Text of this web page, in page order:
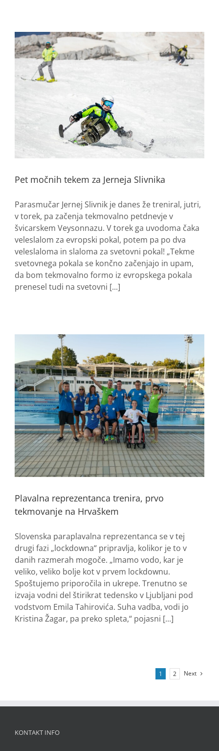
Pet močnih tekem za Jerneja Slivnika
Parasmučar Jernej Slivnik je danes že treniral, jutri,
v torek, pa začenja tekmovalno petdnevje v
švicarskem Veysonnazu. V torek ga uvodoma čaka
veleslalom za evropski pokal, potem pa po dva
veleslaloma in slaloma za svetovni pokal! „Tekme
svetovnega pokala se končno začenjajo in upam,
da bom tekmovalno formo iz evropskega pokala
prenesel tudi na svetovni [...]
Plavalna reprezentanca trenira, prvo
tekmovanje na Hrvaškem
Slovenska paraplavalna reprezentanca se v tej
drugi fazi „lockdowna“ pripravlja, kolikor je to v
danih razmerah mogoče. „Imamo vodo, kar je
veliko, veliko bolje kot v prvem lockdownu.
Spoštujemo priporočila in ukrepe. Trenutno se
izvaja vodni del štirikrat tedensko v Ljubljani pod
vodstvom Emila Tahirovića. Suha vadba, vodi jo
Kristina Žagar, pa preko spleta,“ pojasni [...]
1 2 Next
KONTAKT INFO